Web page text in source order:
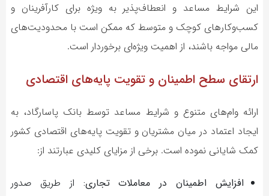
این شرایط مساعد و انعطاف‌پذیر به ویژه برای کارآفرینان و
کسب‌وکارهای کوچک و متوسط که ممکن است با محدودیت‌های
مالی مواجه باشند، از اهمیت ویژه‌ای برخوردار است.
ارتقای سطح اطمینان و تقویت پایه‌های اقتصادی
ارائه وام‌های متنوع و شرایط مساعد توسط بانک پاسارگاد، به
ایجاد اعتماد در میان مشتریان و تقویت پایه‌های اقتصادی کشور
کمک شایانی نموده است. برخی از مزایای کلیدی عبارتند از:
افزایش اطمینان در معاملات تجاری: از طریق صدور